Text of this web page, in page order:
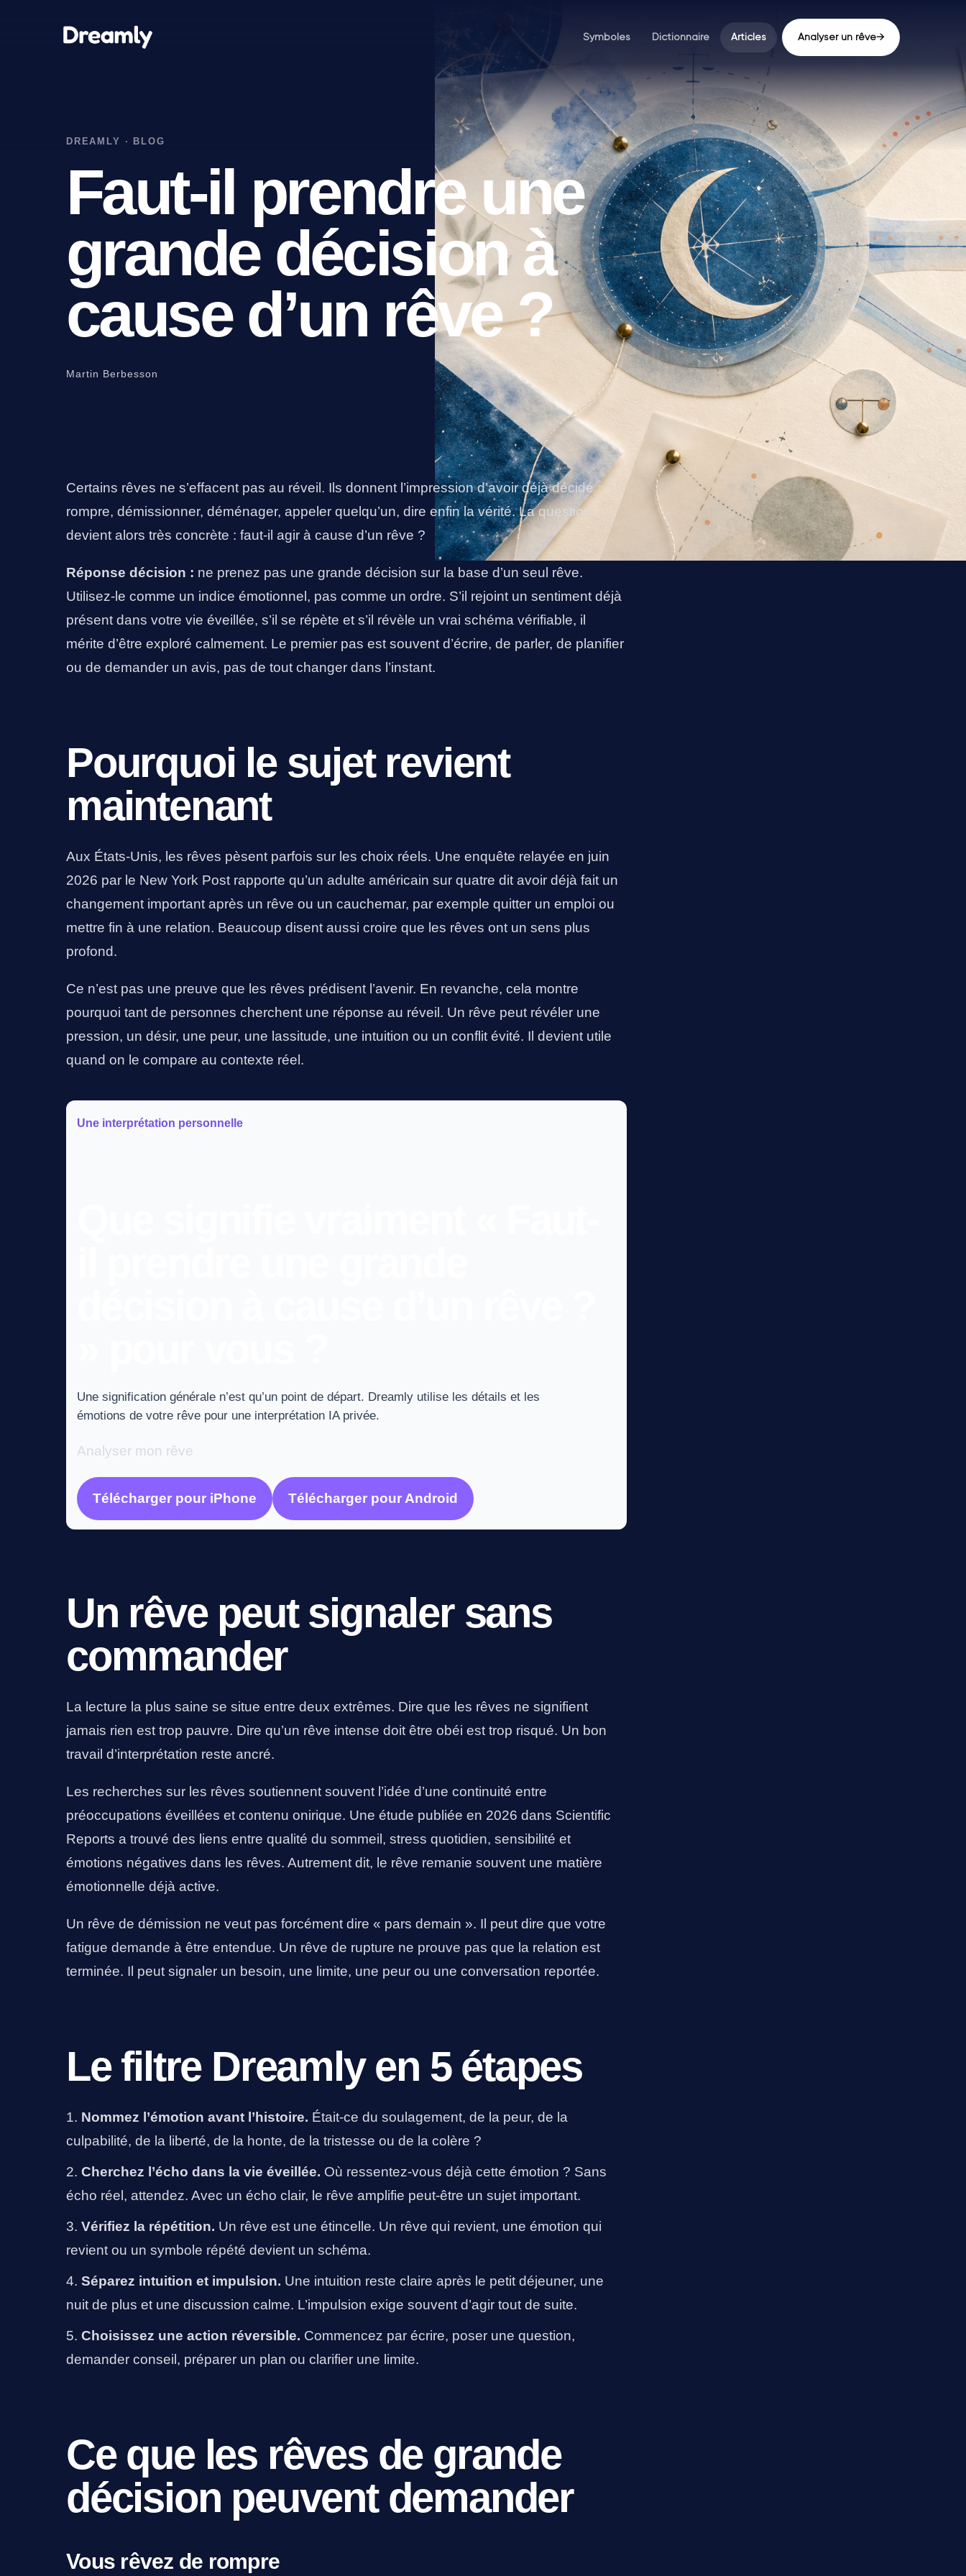
Symboles Dictionnaire Articles Analyser un rêve→
Faut-il prendre une
grande décision à
cause d’un rêve ?
Martin Berbesson
Certains rêves ne s’effacent pas au réveil. Ils donnent l’impression d’avoir déjà décidé :
rompre, démissionner, déménager, appeler quelqu’un, dire enfin la vérité. La question
devient alors très concrète : faut-il agir à cause d’un rêve ?
Réponse décision : ne prenez pas une grande décision sur la base d’un seul rêve.
Utilisez-le comme un indice émotionnel, pas comme un ordre. S’il rejoint un sentiment déjà
présent dans votre vie éveillée, s’il se répète et s’il révèle un vrai schéma vérifiable, il
mérite d’être exploré calmement. Le premier pas est souvent d’écrire, de parler, de planifier
ou de demander un avis, pas de tout changer dans l’instant.
Pourquoi le sujet revient
maintenant
Aux États-Unis, les rêves pèsent parfois sur les choix réels. Une enquête relayée en juin
2026 par le New York Post rapporte qu’un adulte américain sur quatre dit avoir déjà fait un
changement important après un rêve ou un cauchemar, par exemple quitter un emploi ou
mettre fin à une relation. Beaucoup disent aussi croire que les rêves ont un sens plus
profond.
Ce n’est pas une preuve que les rêves prédisent l’avenir. En revanche, cela montre
pourquoi tant de personnes cherchent une réponse au réveil. Un rêve peut révéler une
pression, un désir, une peur, une lassitude, une intuition ou un conflit évité. Il devient utile
quand on le compare au contexte réel.
Une interprétation personnelle
Une signification générale n’est qu’un point de départ. Dreamly utilise les détails et les
émotions de votre rêve pour une interprétation IA privée.
Analyser mon rêve
Télécharger pour iPhone Télécharger pour Android
Un rêve peut signaler sans
commander
La lecture la plus saine se situe entre deux extrêmes. Dire que les rêves ne signifient
jamais rien est trop pauvre. Dire qu’un rêve intense doit être obéi est trop risqué. Un bon
travail d’interprétation reste ancré.
Les recherches sur les rêves soutiennent souvent l’idée d’une continuité entre
préoccupations éveillées et contenu onirique. Une étude publiée en 2026 dans Scientific
Reports a trouvé des liens entre qualité du sommeil, stress quotidien, sensibilité et
émotions négatives dans les rêves. Autrement dit, le rêve remanie souvent une matière
émotionnelle déjà active.
Un rêve de démission ne veut pas forcément dire « pars demain ». Il peut dire que votre
fatigue demande à être entendue. Un rêve de rupture ne prouve pas que la relation est
terminée. Il peut signaler un besoin, une limite, une peur ou une conversation reportée.
Le filtre Dreamly en 5 étapes
Nommez l’émotion avant l’histoire. Était-ce du soulagement, de la peur, de la
culpabilité, de la liberté, de la honte, de la tristesse ou de la colère ?
Cherchez l’écho dans la vie éveillée. Où ressentez-vous déjà cette émotion ? Sans
écho réel, attendez. Avec un écho clair, le rêve amplifie peut-être un sujet important.
Vérifiez la répétition. Un rêve est une étincelle. Un rêve qui revient, une émotion qui
revient ou un symbole répété devient un schéma.
Séparez intuition et impulsion. Une intuition reste claire après le petit déjeuner, une
nuit de plus et une discussion calme. L’impulsion exige souvent d’agir tout de suite.
Choisissez une action réversible. Commencez par écrire, poser une question,
demander conseil, préparer un plan ou clarifier une limite.
Ce que les rêves de grande
décision peuvent demander
Vous rêvez de rompre